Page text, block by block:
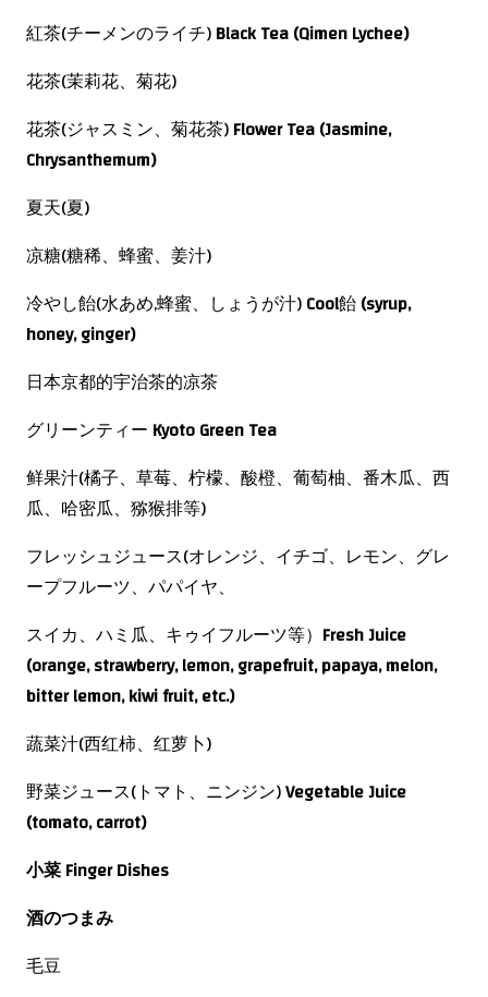
紅茶(チーメンのライチ)Black Tea (Qimen Lychee)
花茶(茉莉花、菊花)
花茶(ジャスミン、菊花茶)Flower Tea (Jasmine,
Chrysanthemum)
夏天(夏)
凉糖(糖稀、蜂蜜、姜汁)
冷やし飴(水あめ,蜂蜜、しょうが汁)Cool飴(syrup,
honey, ginger)
日本京都的宇治茶的凉茶
グリーンティー Kyoto Green Tea
鲜果汁(橘子、草莓、柠檬、酸橙、葡萄柚、番木瓜、西
瓜、哈密瓜、猕猴排等)
フレッシュジュース(オレンジ、イチゴ、レモン、グレ
ープフルーツ、パパイヤ、
スイカ、ハミ瓜、キゥイフルーツ等） Fresh Juice
(orange, strawberry, lemon, grapefruit, papaya, melon,
bitter lemon, kiwi fruit, etc.)
蔬菜汁(西红柿、红萝卜)
野菜ジュース(トマト、ニンジン)Vegetable Juice
(tomato, carrot)
小菜Finger Dishes
酒のつまみ
毛豆